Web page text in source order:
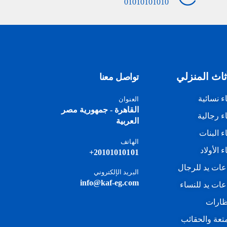
01010101010
المنزلي
نسائية
رجالية
البنات
الأولاد
يد للرجال
يد للنساء
والحقائب
تواصل معنا
العنوان
القاهرة - جمهورية مصر
العربية
الهاتف
20101010101+
البريد الإلكتروني
info@kaf-eg.com